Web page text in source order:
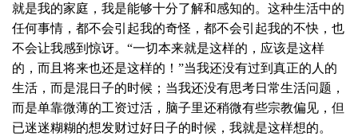
就是我的家庭，我是能够十分了解和感知的。这种生活中的
任何事情，都不会引起我的奇怪，都不会引起我的不快，也
不会让我感到惊讶。“一切本来就是这样的，应该是这样
的，而且将来也还是这样的！”当我还没有过到真正的人的
生活，而是混日子的时候；当我还没有思考日常生活问题，
而是单靠微薄的工资过活，脑子里还稍微有些宗教偏见，但
已迷迷糊糊的想发财过好日子的时候，我就是这样想的。